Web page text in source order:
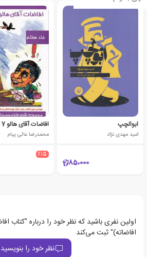
ابوالچپ
امید مهدی نژاد
85،000
محمدرضا عالی پیام
٪15
افاضاته)" ثبت می‌کند
نظر خود را بنویسید